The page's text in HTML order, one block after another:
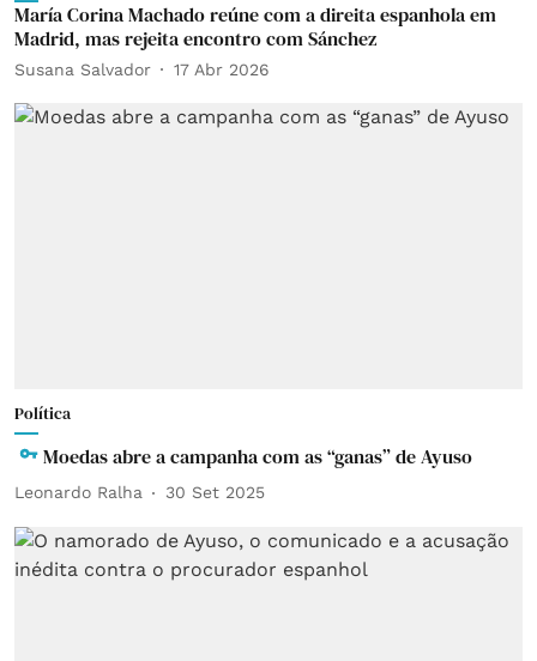
María Corina Machado reúne com a direita espanhola em
Madrid, mas rejeita encontro com Sánchez
Susana Salvador 17 Abr 2026
Política
Moedas abre a campanha com as “ganas” de Ayuso
Leonardo Ralha 30 Set 2025